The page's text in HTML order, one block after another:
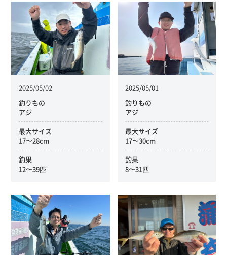
2025/05/02
釣りもの
アジ
最大サイズ
17〜28cm
釣果
12〜39匹
2025/05/01
釣りもの
アジ
最大サイズ
17〜30cm
釣果
8〜31匹